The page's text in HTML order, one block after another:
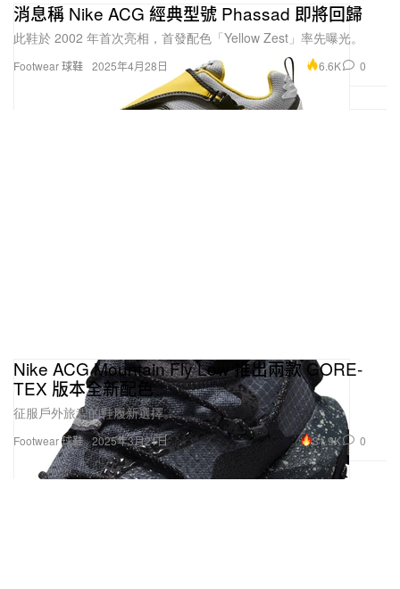
Footwear 球鞋
消息稱 Nike ACG 經典型號 Phassad 即將回歸
此鞋於 2002 年首次亮相，首發配色「Yellow Zest」率先曝光。
2025年4月28日 6.6K 0
Footwear 球鞋
Nike ACG Mountain Fly Low 推出兩款 GORE-
TEX 版本全新配色
征服戶外旅程的鞋履新選擇。
2025年3月21日 31.9K 0